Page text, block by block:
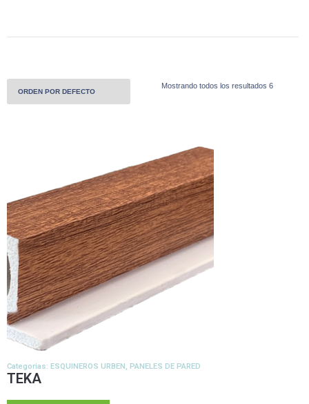
Mostrando todos los resultados 6
Categorias: ESQUINEROS URBEN, PANELES DE PARED
TEKA